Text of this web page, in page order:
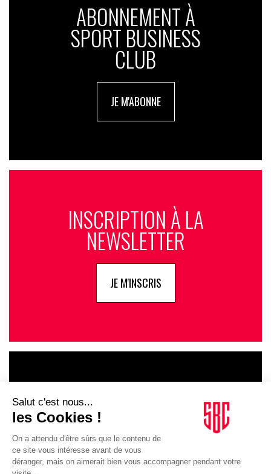
ABONNEMENT À
SPORT BUSINESS
CLUB
JE M'ABONNE
INSCRIPTION À LA
NEWSLETTER
JE M'INSCRIS
INFLUENCIA
JE DÉCOUVRE LE GROUPE